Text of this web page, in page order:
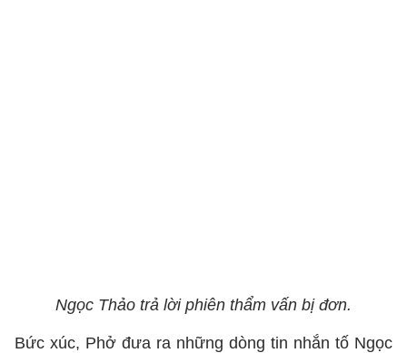
Ngọc Thảo trả lời phiên thẩm vấn bị đơn.
Bức xúc, Phở đưa ra những dòng tin nhắn tố Ngọc